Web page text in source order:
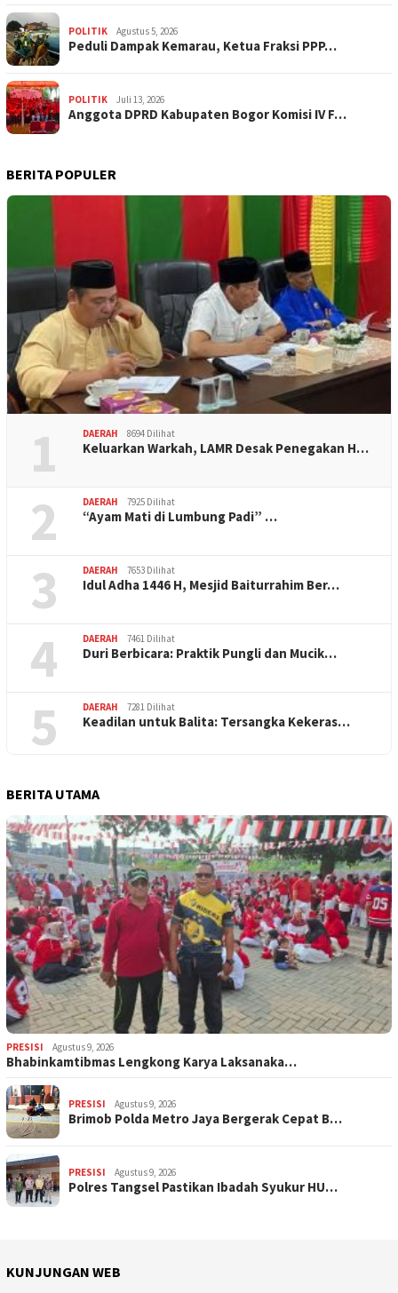
POLITIK Agustus 5, 2026
‎Peduli Dampak Kemarau, Ketua Fraksi PPP…
POLITIK Juli 13, 2026
Anggota DPRD Kabupaten Bogor Komisi IV F…
BERITA POPULER
1 DAERAH 8694 Dilihat
Keluarkan Warkah, LAMR Desak Penegakan H…
2 DAERAH 7925 Dilihat
“Ayam Mati di Lumbung Padi” …
3 DAERAH 7653 Dilihat
Idul Adha 1446 H, Mesjid Baiturrahim Ber…
4 DAERAH 7461 Dilihat
Duri Berbicara: Praktik Pungli dan Mucik…
5 DAERAH 7281 Dilihat
Keadilan untuk Balita: Tersangka Kekeras…
BERITA UTAMA
PRESISI Agustus 9, 2026
Bhabinkamtibmas Lengkong Karya Laksanaka…
PRESISI Agustus 9, 2026
Brimob Polda Metro Jaya Bergerak Cepat B…
PRESISI Agustus 9, 2026
Polres Tangsel Pastikan Ibadah Syukur HU…
KUNJUNGAN WEB